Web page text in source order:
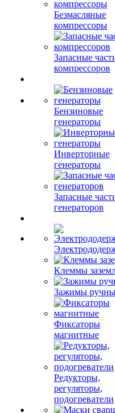
Безмасляные
компрессоры
Запасные
компрессоров
Бензиновые
генераторы
Инверторные
генераторы
Запасные
генераторов
Клеммы
Зажимы
Фиксаторы
магнитные
Редукторы,
регуляторы,
подогреватели